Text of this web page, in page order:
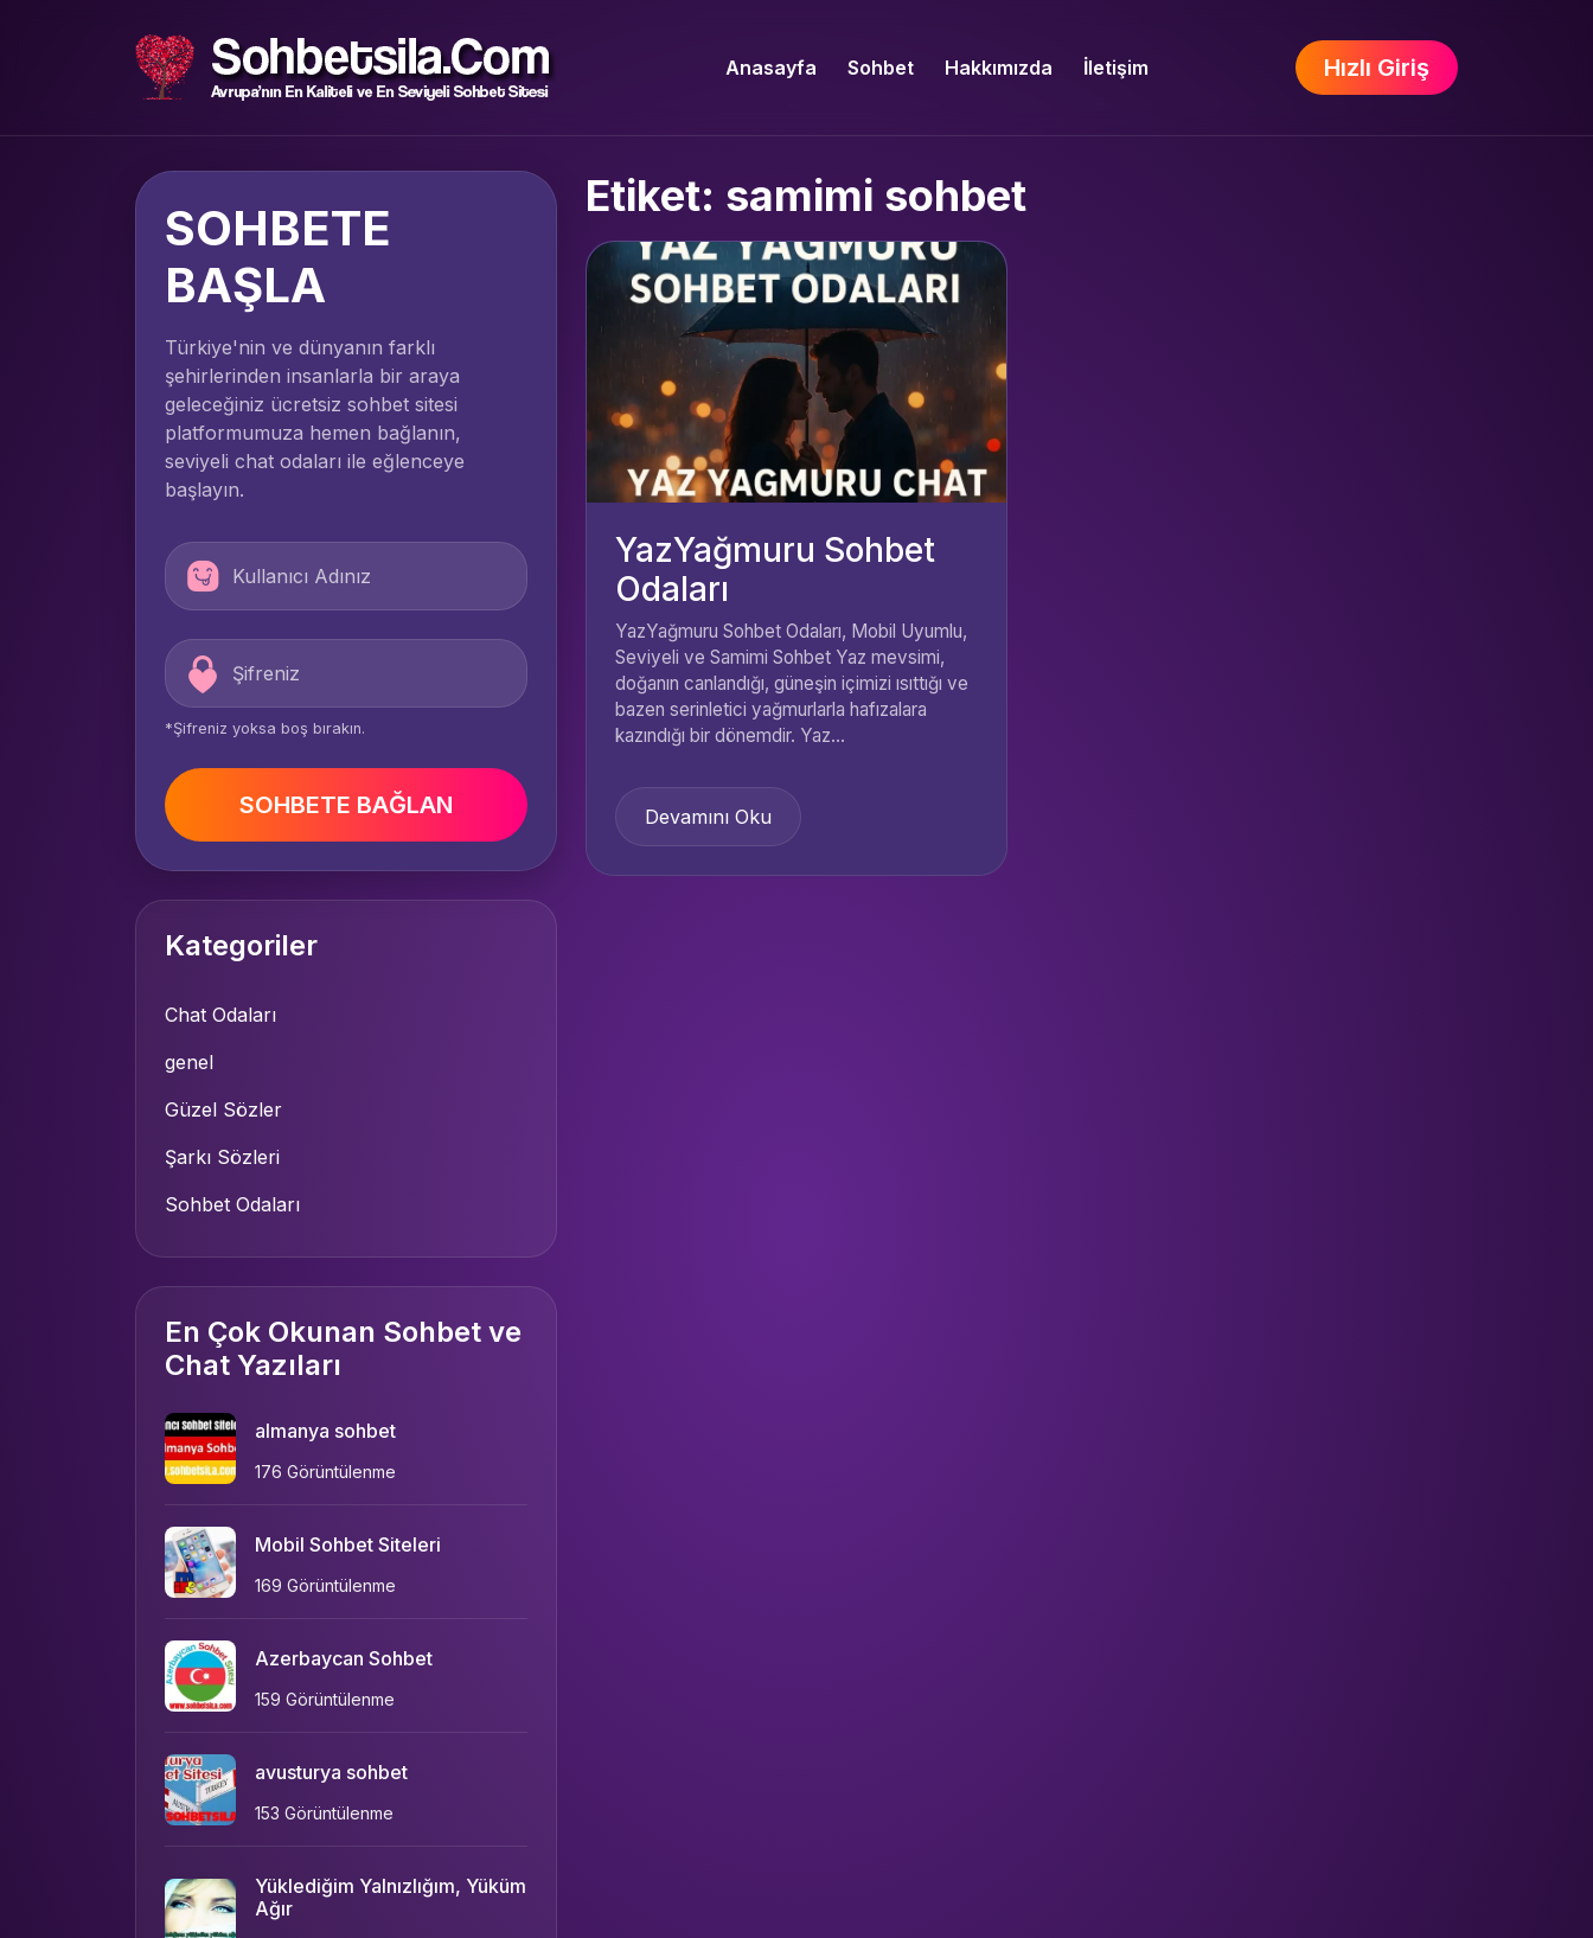
Anasayfa Sohbet Hakkımızda İletişim Hızlı Giriş
SOHBETE
BAŞLA
Türkiye'nin ve dünyanın farklı
şehirlerinden insanlarla bir araya
geleceğiniz ücretsiz sohbet sitesi
platformumuza hemen bağlanın,
seviyeli chat odaları ile eğlenceye
başlayın.
*Şifreniz yoksa boş bırakın.
SOHBETE BAĞLAN
Kategoriler
Chat Odaları
genel
Güzel Sözler
Şarkı Sözleri
Sohbet Odaları
En Çok Okunan Sohbet ve
Chat Yazıları
almanya sohbet
176 Görüntülenme
Mobil Sohbet Siteleri
169 Görüntülenme
Azerbaycan Sohbet
159 Görüntülenme
avusturya sohbet
153 Görüntülenme
Yüklediğim Yalnızlığım, Yüküm
Ağır
Etiket: samimi sohbet
YazYağmuru Sohbet
Odaları
YazYağmuru Sohbet Odaları, Mobil Uyumlu,
Seviyeli ve Samimi Sohbet Yaz mevsimi,
doğanın canlandığı, güneşin içimizi ısıttığı ve
bazen serinletici yağmurlarla hafızalara
kazındığı bir dönemdir. Yaz...
Devamını Oku